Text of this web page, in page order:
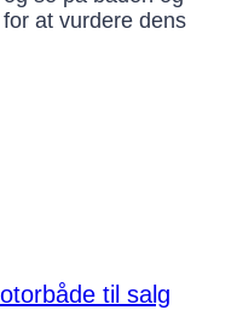
at vurdere dens
til salg